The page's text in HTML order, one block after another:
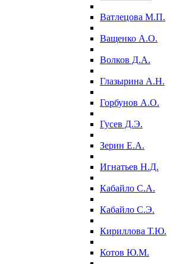
Ватлецова М.П.
Ващенко А.О.
Волков Д.А.
Глазырина А.Н.
Горбунов А.О.
Гусев Д.Э.
Зерин Е.А.
Игнатьев Н.Д.
Кабайло С.А.
Кабайло С.Э.
Кириллова Т.Ю.
Котов Ю.М.